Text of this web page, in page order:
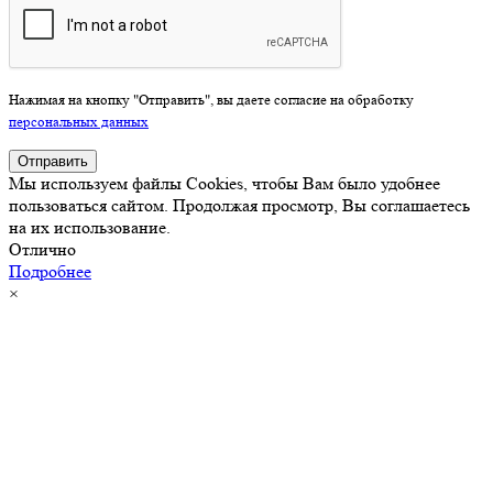
Нажимая на кнопку "Отправить", вы даете согласие на обработку
персональных данных
Отправить
Мы используем файлы Cookies, чтобы Вам было удобнее
пользоваться сайтом. Продолжая просмотр, Вы соглашаетесь
на их использование.
Отлично
Подробнее
×